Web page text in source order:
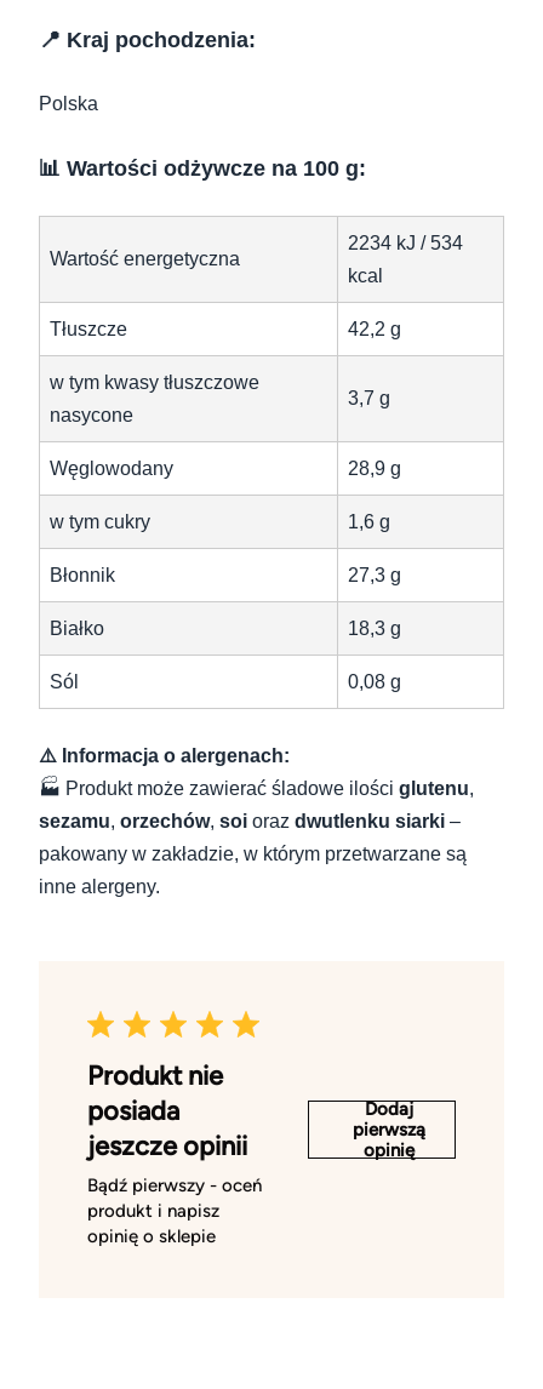
📍 Kraj pochodzenia:
Polska
📊 Wartości odżywcze na 100 g:
Wartość energetyczna
2234 kJ / 534
kcal
Tłuszcze 42,2 g
w tym kwasy tłuszczowe
nasycone
3,7 g
Węglowodany 28,9 g
w tym cukry 1,6 g
Błonnik 27,3 g
Białko 18,3 g
Sól 0,08 g
⚠️ Informacja o alergenach:
🏭 Produkt może zawierać śladowe ilości glutenu,
sezamu, orzechów, soi oraz dwutlenku siarki –
pakowany w zakładzie, w którym przetwarzane są
inne alergeny.
Produkt nie
posiada
jeszcze opinii
Bądź pierwszy - oceń
produkt i napisz
opinię o sklepie
Dodaj
pierwszą
opinię